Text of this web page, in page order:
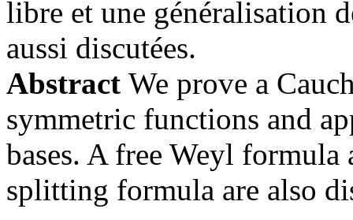
libre et une généralisation
aussi discutées.
Abstract We prove a
symmetric functions and
bases. A free Weyl
splitting formula are also